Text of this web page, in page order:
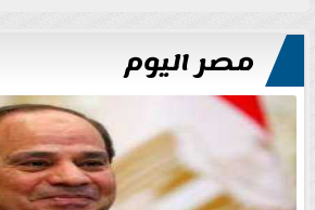
مصر اليوم